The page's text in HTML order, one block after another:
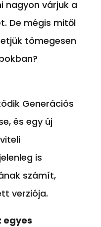
várjuk a
De mégis mitől
tömegesen
Generációs
és egy új
is
számít,
verziója.